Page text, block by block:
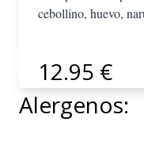
cebollino, huevo,
12.95 €
Alergenos: